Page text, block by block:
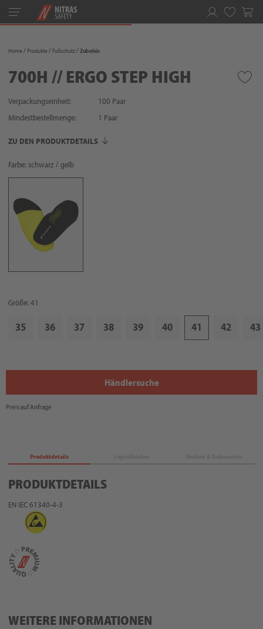
Toggle
navigation
Home Produkte Fußschutz Zubehör
700H // ERGO STEP HIGH
Verpackungseinheit:
100 Paar
Mindestbestellmenge:
1 Paar
ZU DEN PRODUKTDETAILS
Farbe: schwarz / gelb
Größe: 41
35 36 37 38 39 40 41 42 43
Händlersuche
Preis auf Anfrage
Produktdetails
PRODUKTDETAILS
EN IEC 61340-4-3
WEITERE INFORMATIONEN